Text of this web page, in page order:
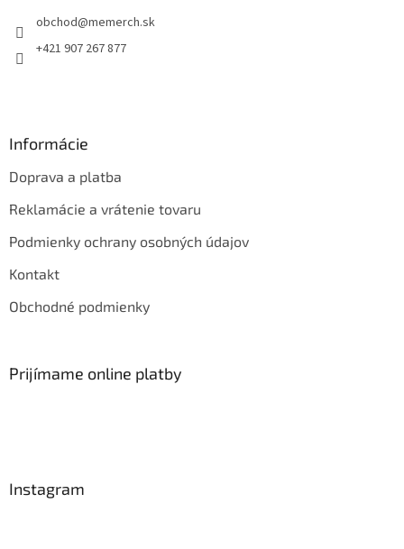
obchod@memerch.sk
+421 907 267 877
Informácie
Doprava a platba
Reklamácie a vrátenie tovaru
Podmienky ochrany osobných údajov
Kontakt
Obchodné podmienky
Prijímame online platby
Instagram